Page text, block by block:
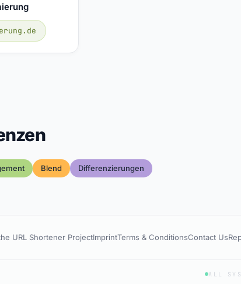
Blend Differenzierungen
URL Shortener ProjectImprintTerms & ConditionsContact Us
ALL